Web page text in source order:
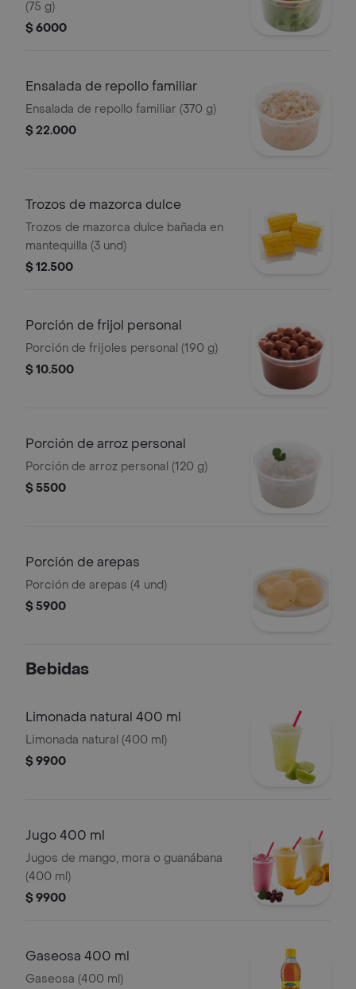
(75 g)
$ 6000
Ensalada de repollo familiar
Ensalada de repollo familiar (370 g)
$ 22.000
Trozos de mazorca dulce
Trozos de mazorca dulce bañada en
mantequilla (3 und)
$ 12.500
Porción de frijol personal
Porción de frijoles personal (190 g)
$ 10.500
Porción de arroz personal
Porción de arroz personal (120 g)
$ 5500
Porción de arepas
Porción de arepas (4 und)
$ 5900
Bebidas
Limonada natural 400 ml
Limonada natural (400 ml)
$ 9900
Jugo 400 ml
Jugos de mango, mora o guanábana
(400 ml)
$ 9900
Gaseosa 400 ml
Gaseosa (400 ml)